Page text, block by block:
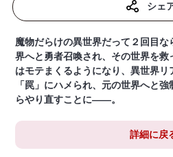
シェ
魔物だらけの異世界だって２回目
界へと勇者召喚され、その世界を救
はモテまくるようになり、異世界
「罠」にハメられ、元の世界へと
らやり直すことに――。
詳細に戻